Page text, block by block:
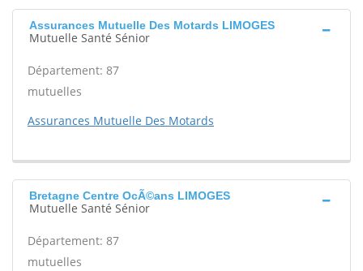
Assurances Mutuelle Des Motards LIMOGES
Mutuelle Santé Sénior
Département: 87
mutuelles
Assurances Mutuelle Des Motards
Bretagne Centre OcÃ©ans LIMOGES
Mutuelle Santé Sénior
Département: 87
mutuelles